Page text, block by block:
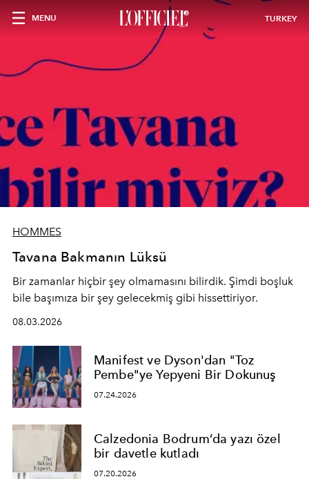
MENU TURKEY
HOMMES
Tavana Bakmanın Lüksü
Bir zamanlar hiçbir şey olmamasını bilirdik. Şimdi boşluk
bile başımıza bir şey gelecekmiş gibi hissettiriyor.
08.03.2026
Manifest ve Dyson'dan "Toz
Pembe"ye Yepyeni Bir Dokunuş
07.24.2026
Calzedonia Bodrum’da yazı özel
bir davetle kutladı
07.20.2026